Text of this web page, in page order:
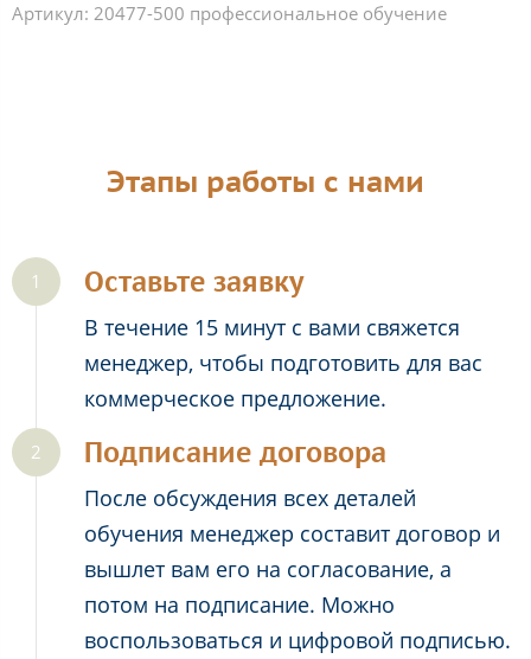
Артикул: 20477-500 профессиональное обучение
Этапы работы с нами
Оставьте заявку
В течение 15 минут с вами свяжется
менеджер, чтобы подготовить для вас
коммерческое предложение.
Подписание договора
После обсуждения всех деталей
обучения менеджер составит договор и
вышлет вам его на согласование, а
потом на подписание. Можно
воспользоваться и цифровой подписью.